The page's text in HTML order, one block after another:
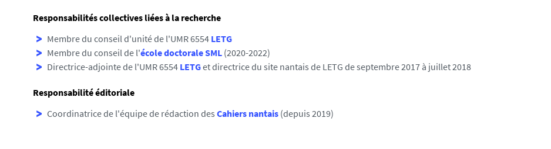
Responsabilités collectives liées à la recherche
Membre du conseil d'unité de l'UMR 6554 LETG
Membre du conseil de l'école doctorale SML (2020-2022)
Directrice-adjointe de l'UMR 6554 LETGet directrice du site nantais de LETG de septembre 2017 à juillet 2018
Responsabilité éditoriale
Coordinatrice de l'équipe de rédaction des Cahiers nantais (depuis 2019)